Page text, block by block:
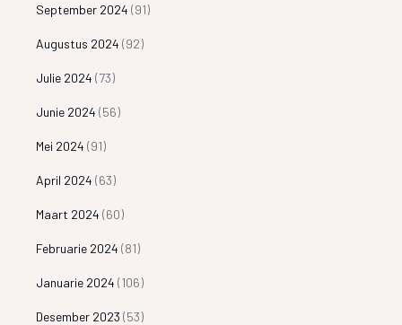
September 2024 (91)
Augustus 2024 (92)
Julie 2024 (73)
Junie 2024 (56)
Mei 2024 (91)
April 2024 (63)
Maart 2024 (60)
Februarie 2024 (81)
Januarie 2024 (106)
Desember 2023 (53)